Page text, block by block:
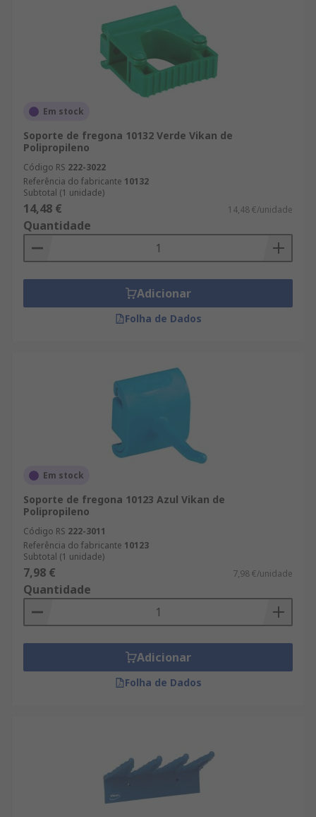
Em stock
Soporte de fregona 10132 Verde Vikan de
Polipropileno
Código RS 222-3022
Referência do fabricante 10132
Subtotal (1 unidade)
14,48 € 14,48 €/unidade
Quantidade
Adicionar
Folha de Dados
Em stock
Soporte de fregona 10123 Azul Vikan de
Polipropileno
Código RS 222-3011
Referência do fabricante 10123
Subtotal (1 unidade)
7,98 € 7,98 €/unidade
Quantidade
Adicionar
Folha de Dados